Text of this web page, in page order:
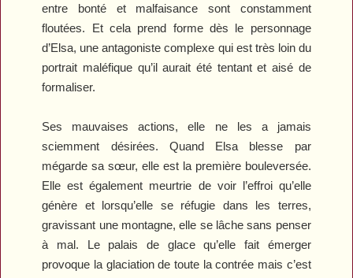
entre bonté et malfaisance sont constamment
floutées. Et cela prend forme dès le personnage
d’Elsa, une antagoniste complexe qui est très loin du
portrait maléfique qu’il aurait été tentant et aisé de
formaliser.
Ses mauvaises actions, elle ne les a jamais
sciemment désirées. Quand Elsa blesse par
mégarde sa sœur, elle est la première bouleversée.
Elle est également meurtrie de voir l’effroi qu’elle
génère et lorsqu’elle se réfugie dans les terres,
gravissant une montagne, elle se lâche sans penser
à mal. Le palais de glace qu’elle fait émerger
provoque la glaciation de toute la contrée mais c’est